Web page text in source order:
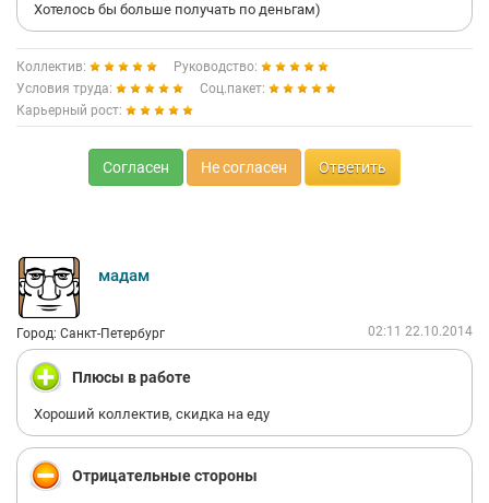
Хотелось бы больше получать по деньгам)
Коллектив:
Руководство:
Условия труда:
Соц.пакет:
Карьерный рост:
Согласен Не согласен Ответить
мадам
Город: Санкт-Петербург 02:11 22.10.2014
Плюсы в работе
Хороший коллектив, скидка на еду
Отрицательные стороны